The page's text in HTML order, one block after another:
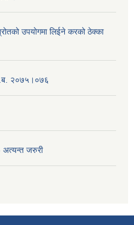
उपयोगमा लिईने करको ठेक्का
२०७५।०७६
अत्यन्त जरुरी